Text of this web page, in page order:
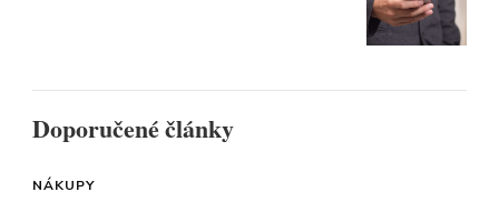
Doporučené články
NÁKUPY